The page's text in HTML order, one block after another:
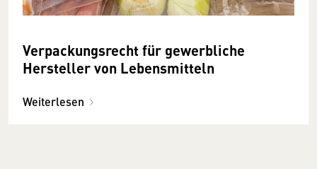
Verpackungsrecht für gewerbliche
Hersteller von Lebensmitteln
Weiterlesen